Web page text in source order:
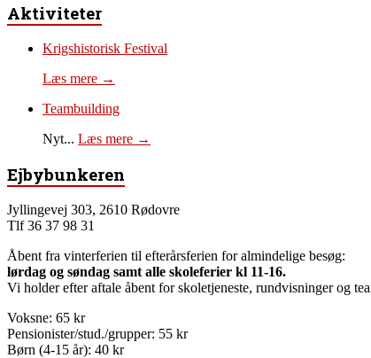
Aktiviteter
Krigshistorisk Festival
Læs mere →
Teambuilding
Nyt... Læs mere →
Ejbybunkeren
Jyllingevej 303, 2610 Rødovre
Tlf 36 37 98 31
Åbent fra vinterferien til efterårsferien for almindelige besøg:
lørdag og søndag samt alle skoleferier kl 11-16.
Vi holder efter aftale åbent for skoletjeneste, rundvisninger og
Voksne: 65 kr
Pensionister/stud./grupper: 55 kr
Børn (4-15 år): 40 kr